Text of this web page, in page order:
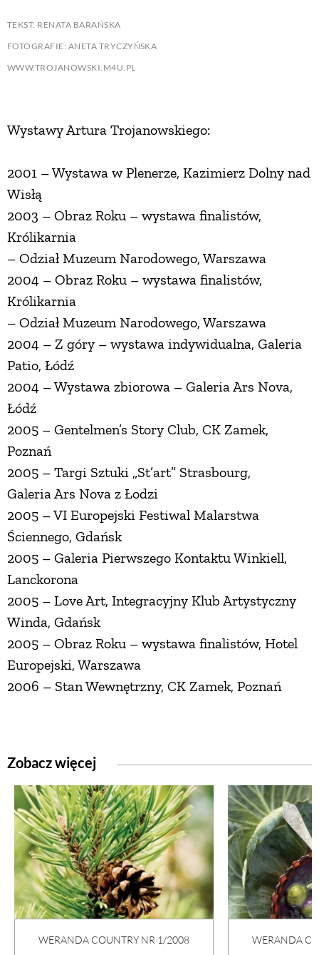
TEKST: RENATA BARAŃSKA
FOTOGRAFIE: ANETA TRYCZYŃSKA
WWW.TROJANOWSKI.M4U.PL
Wystawy Artura Trojanowskiego:
2001 – Wystawa w Plenerze, Kazimierz Dolny nad
Wisłą
2003 – Obraz Roku – wystawa finalistów,
Królikarnia
– Odział Muzeum Narodowego, Warszawa
2004 – Obraz Roku – wystawa finalistów,
Królikarnia
– Odział Muzeum Narodowego, Warszawa
2004 – Z góry – wystawa indywidualna, Galeria
Patio, Łódź
2004 – Wystawa zbiorowa – Galeria Ars Nova,
Łódź
2005 – Gentelmen’s Story Club, CK Zamek,
Poznań
2005 – Targi Sztuki „St’art” Strasbourg,
Galeria Ars Nova z Łodzi
2005 – VI Europejski Festiwal Malarstwa
Ściennego, Gdańsk
2005 – Galeria Pierwszego Kontaktu Winkiell,
Lanckorona
2005 – Love Art, Integracyjny Klub Artystyczny
Winda, Gdańsk
2005 – Obraz Roku – wystawa finalistów, Hotel
Europejski, Warszawa
2006 – Stan Wewnętrzny, CK Zamek, Poznań
Zobacz więcej
WERANDA COUNTRY NR 1/2008 WERANDA